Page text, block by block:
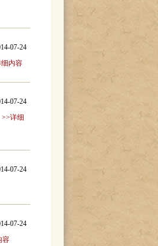
07-24
内容
07-24
>>详细
07-24
07-24
容